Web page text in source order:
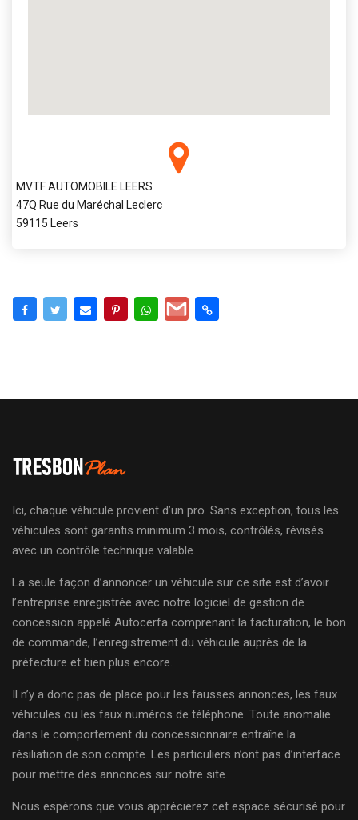
MVTF AUTOMOBILE LEERS
47Q Rue du Maréchal Leclerc
59115 Leers
Ici, chaque véhicule provient d’un pro. Sans exception, tous les
véhicules sont garantis minimum 3 mois, contrôlés, révisés
avec un contrôle technique valable.
La seule façon d’annoncer un véhicule sur ce site est d’avoir
l’entreprise enregistrée avec notre logiciel de gestion de
concession appelé Autocerfa comprenant la facturation, le bon
de commande, l’enregistrement du véhicule auprès de la
préfecture et bien plus encore.
Il n’y a donc pas de place pour les fausses annonces, les faux
véhicules ou les faux numéros de téléphone. Toute anomalie
dans le comportement du concessionnaire entraîne la
résiliation de son compte. Les particuliers n’ont pas d’interface
pour mettre des annonces sur notre site.
Nous espérons que vous apprécierez cet espace sécurisé pour